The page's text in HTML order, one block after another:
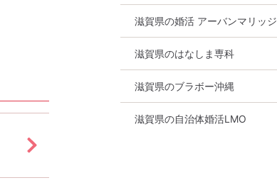
滋賀県の婚活 アーバンマリッジ
滋賀県のはなしま専科
滋賀県のブラボー沖縄
滋賀県の自治体婚活LMO